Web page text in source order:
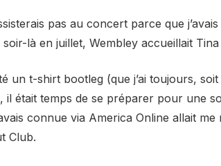
pas au concert parce que
là en juillet, Wembley accueillait
un t-shirt bootleg (que j’ai toujours,
était temps de se préparer pour une
connue via America Online allait
Club.